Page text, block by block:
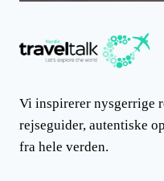
Vi inspirerer nysgerrige
rejseguider, autentiske
fra hele verden.